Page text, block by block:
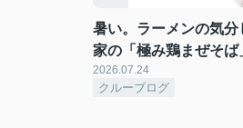
暑い。ラーメンの気
家の「極み鶏まぜそば
2026.07.24
クルーブログ